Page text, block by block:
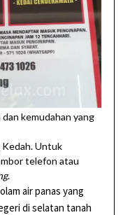
kemudahan yang
Kedah. Untuk
telefon atau
.
air panas yang
di selatan tanah